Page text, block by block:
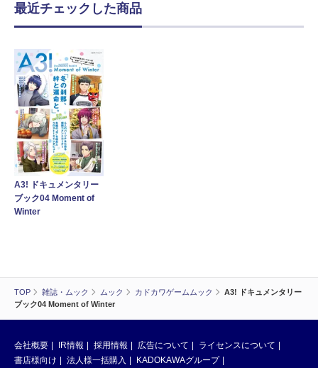
TOP 雑誌・ムック ムック カドカワゲームムック
A3! ドキュメンタリー
ブック04 Moment of Winter
最近チェックした商品
A3! ドキュメンタリー
ブック04 Moment of
Winter
会社概要 IR情報 採用情報 広告について
ライセンスについて
書店様向け
法人様一括購入 KADOKAWAグループ